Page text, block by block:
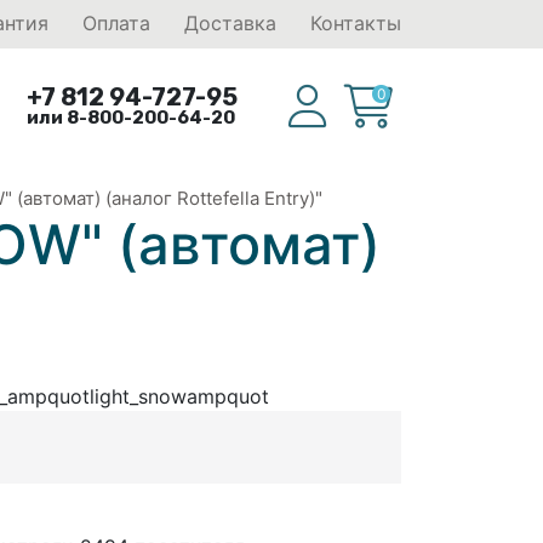
Оплата Доставка Контакты
+7 812 94-727-95
или 8-800-200-64-20
0
(автомат) (аналог Rottefella Entry)"
(автомат)